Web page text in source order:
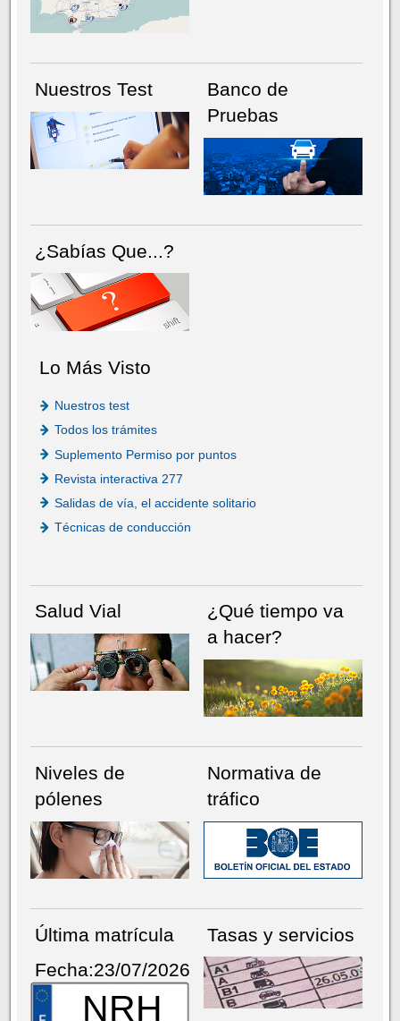
Nuestros Test
Banco de
Pruebas
¿Sabías Que...?
Lo Más Visto
Nuestros test
Todos los trámites
Suplemento Permiso por puntos
Revista interactiva 277
Salidas de vía, el accidente solitario
Técnicas de conducción
Salud Vial
¿Qué tiempo va
a hacer?
Niveles de
pólenes
Normativa de
tráfico
Última matrícula
Fecha:23/07/2026
NRH
Tasas y servicios